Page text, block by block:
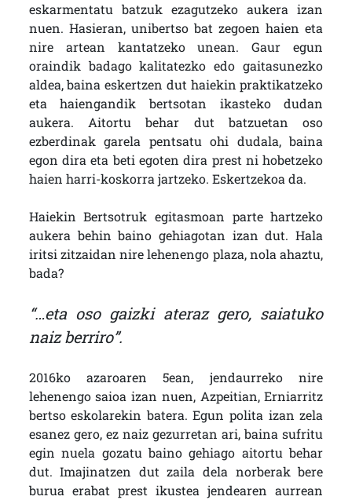
eskarmentatu batzuk ezagutzeko aukera izan
nuen. Hasieran, unibertso bat zegoen haien eta
nire artean kantatzeko unean. Gaur egun
oraindik badago kalitatezko edo gaitasunezko
aldea, baina eskertzen dut haiekin praktikatzeko
eta haiengandik bertsotan ikasteko dudan
aukera. Aitortu behar dut batzuetan oso
ezberdinak garela pentsatu ohi dudala, baina
egon dira eta beti egoten dira prest ni hobetzeko
haien harri-koskorra jartzeko. Eskertzekoa da.
Haiekin Bertsotruk egitasmoan parte hartzeko
aukera behin baino gehiagotan izan dut. Hala
iritsi zitzaidan nire lehenengo plaza, nola ahaztu,
bada?
“…eta oso gaizki ateraz gero, saiatuko
naiz berriro”.
2016ko azaroaren 5ean, jendaurreko nire
lehenengo saioa izan nuen, Azpeitian, Erniarritz
bertso eskolarekin batera. Egun polita izan zela
esanez gero, ez naiz gezurretan ari, baina sufritu
egin nuela gozatu baino gehiago aitortu behar
dut. Imajinatzen dut zaila dela norberak bere
burua erabat prest ikustea jendearen aurrean